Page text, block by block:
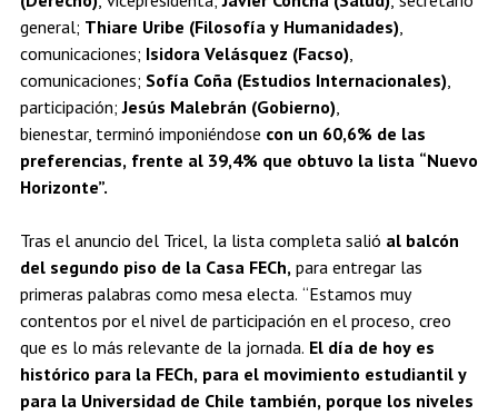
general; Thiare Uribe (Filosofía y Humanidades),
comunicaciones; Isidora Velásquez (Facso),
comunicaciones; Sofía Coña (Estudios Internacionales),
participación;Jesús Malebrán (Gobierno),
bienestar, terminó imponiéndose con un 60,6% de las
preferencias, frente al 39,4% que obtuvo la lista “Nuevo
Horizonte”.
Tras el anuncio del Tricel, la lista completa salió al balcón
del segundo piso de la Casa FECh,para entregar las
primeras palabras como mesa electa. “Estamos muy
contentos por el nivel de participación en el proceso, creo
que es lo más relevante de la jornada. El día de hoy es
histórico para la FECh, para el movimiento estudiantil y
para la Universidad de Chile también, porque los niveles